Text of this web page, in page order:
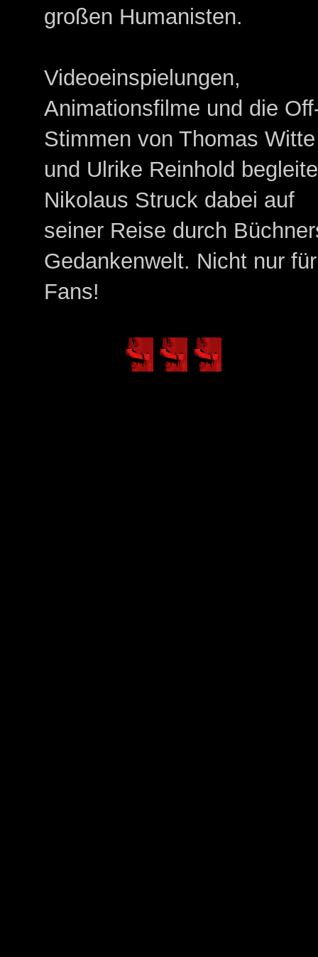
großen Humanisten.
Videoeinspielungen,
Animationsfilme und die
Stimmen von Thomas Witte
und Ulrike Reinhold
Nikolaus Struck dabei auf
seiner Reise durch
Gedankenwelt. Nicht nur für
Fans!